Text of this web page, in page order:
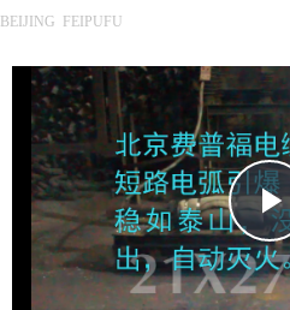
BEIJING FEIPUFU